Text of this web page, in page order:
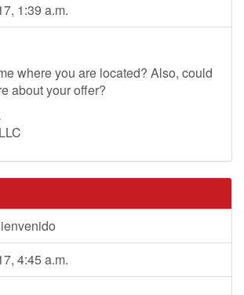
1:39 a.m.
where you are located? Also, could
about your offer?
4:45 a.m.